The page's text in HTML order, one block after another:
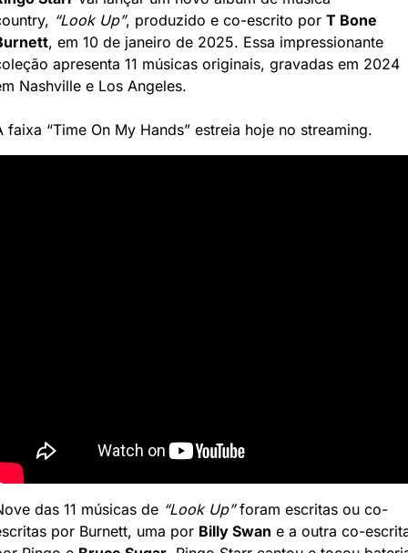
“Look Up”, produzido e co-escrito por T Bone
, em 10 de janeiro de 2025. Essa impressionante
apresenta 11 músicas originais, gravadas em 2024
Nashville e Los Angeles.
faixa “Time On My Hands” estreia hoje no streaming.
das 11 músicas de “Look Up” foram escritas ou co-
por Burnett, uma por Billy Swan e a outra co-